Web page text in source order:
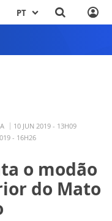
PT
10 JUN 2019 - 13H09
- 16H26
o modão
do Mato